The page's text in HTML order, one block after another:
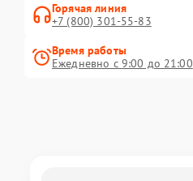
Горячая линия
+7 (800) 301-55-83
Время работы
Ежедневно с 9:00 до 21:00